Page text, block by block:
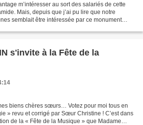
m’intéresser au sort des salariés de cette
Mais, depuis que j’ai pu lire que notre
semblait être intéressée par ce monument
s'invite à la Fête de la
biens chères sœurs… Votez pour moi tous en
» revu et corrigé par Sœur Christine ! C’est dans
de la « Fête de la Musique » que Madame